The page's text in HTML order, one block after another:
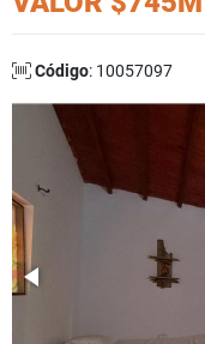
Código: 10057097